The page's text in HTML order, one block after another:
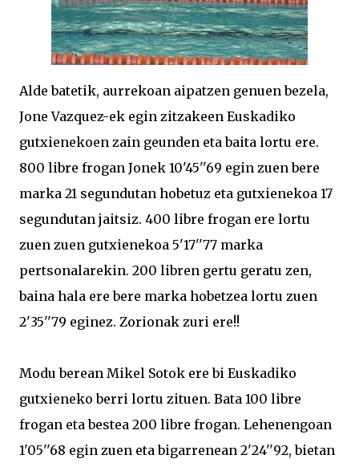
Alde batetik, aurrekoan aipatzen genuen bezela,
Jone Vazquez-ek egin zitzakeen Euskadiko
gutxienekoen zain geunden eta baita lortu ere.
800 libre frogan Jonek 10'45''69 egin zuen bere
marka 21 segundutan hobetuz eta gutxienekoa 17
segundutan jaitsiz. 400 libre frogan ere lortu
zuen zuen gutxienekoa 5'17''77 marka
pertsonalarekin. 200 libren gertu geratu zen,
baina hala ere bere marka hobetzea lortu zuen
2'35''79 eginez. Zorionak zuri ere!!
Modu berean Mikel Sotok ere bi Euskadiko
gutxieneko berri lortu zituen. Bata 100 libre
frogan eta bestea 200 libre frogan. Lehenengoan
1'05''68 egin zuen eta bigarrenean 2'24''92, bietan